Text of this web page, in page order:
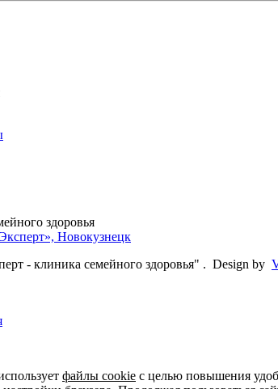
- клиника семейного здоровья" . Design by
файлы cookie с целью повышения